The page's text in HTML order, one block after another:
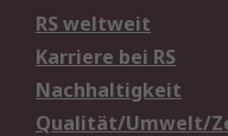
RS weltweit
Karriere bei RS
Nachhaltigkeit
Qualität/Umwelt/